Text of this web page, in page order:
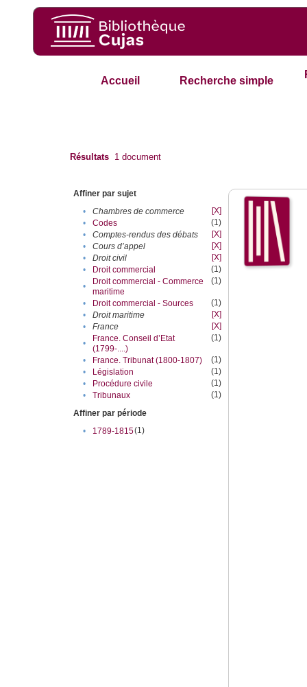
Accueil Recherche simple
Résultats 1 document
Affiner par sujet
•
Chambres de commerce
[X]
•
Codes
(1)
•
Comptes-rendus des débats
[X]
•
Cours d’appel
[X]
•
Droit civil
[X]
•
Droit commercial
(1)
•
Droit commercial - Commerce
maritime
(1)
• Droit commercial - Sources
(1)
•
Droit maritime
[X]
•
France
[X]
•
France. Conseil d’Etat
(1799-....)
(1)
• France. Tribunat (1800-1807)
(1)
•
Législation
(1)
•
Procédure civile
(1)
•
Tribunaux
(1)
Affiner par période
•
1789-1815(1)